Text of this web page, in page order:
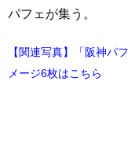
パフェが集う。
【関連写真】「阪神パ
メージ6枚はこちら